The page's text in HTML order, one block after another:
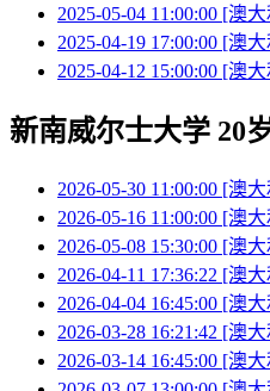
2025-05-04 11:00:00 [澳
2025-04-19 17:00:00 [澳
2025-04-12 15:00:00 [澳
新南威尔士大学 20
2026-05-30 11:00:00 [澳
2026-05-16 11:00:00 [澳
2026-05-08 15:30:00 [澳
2026-04-11 17:36:22 [澳
2026-04-04 16:45:00 [澳
2026-03-28 16:21:42 [澳
2026-03-14 16:45:00 [澳